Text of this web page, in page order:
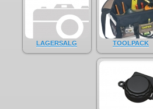
LAGERSALG TOOLPACK